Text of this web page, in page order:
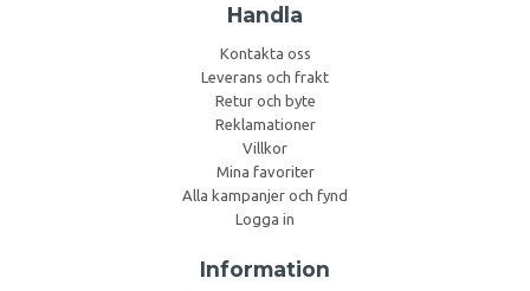
Handla
Kontakta oss
Leverans och frakt
Retur och byte
Reklamationer
Villkor
Mina favoriter
Alla kampanjer och fynd
Logga in
Information